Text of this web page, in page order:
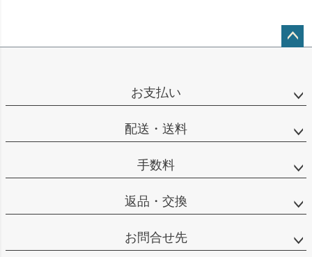
お支払い
配送・送料
手数料
返品・交換
お問合せ先